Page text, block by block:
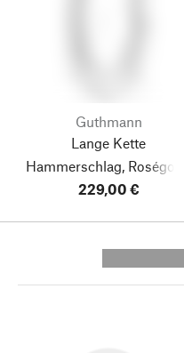
Guthmann
Lange Kette
Hammerschlag, Roségold-
Oxid
229,00 €